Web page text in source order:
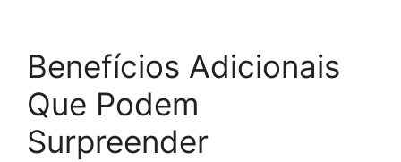
Benefícios Adicionais
Que Podem
Surpreender